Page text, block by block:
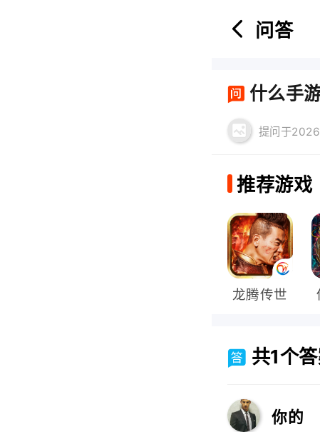
问答
首页
热门游戏：
什么手
提问于
推荐游戏
龙腾传世
共1个
你的